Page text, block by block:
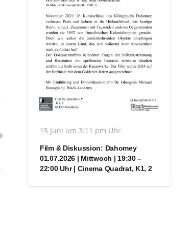
15 Juni um 3:11 pm Uhr
Film & Diskussion: Dahomey
01.07.2026 | Mittwoch | 19:30 –
22:00 Uhr | Cinema Quadrat, K1, 2